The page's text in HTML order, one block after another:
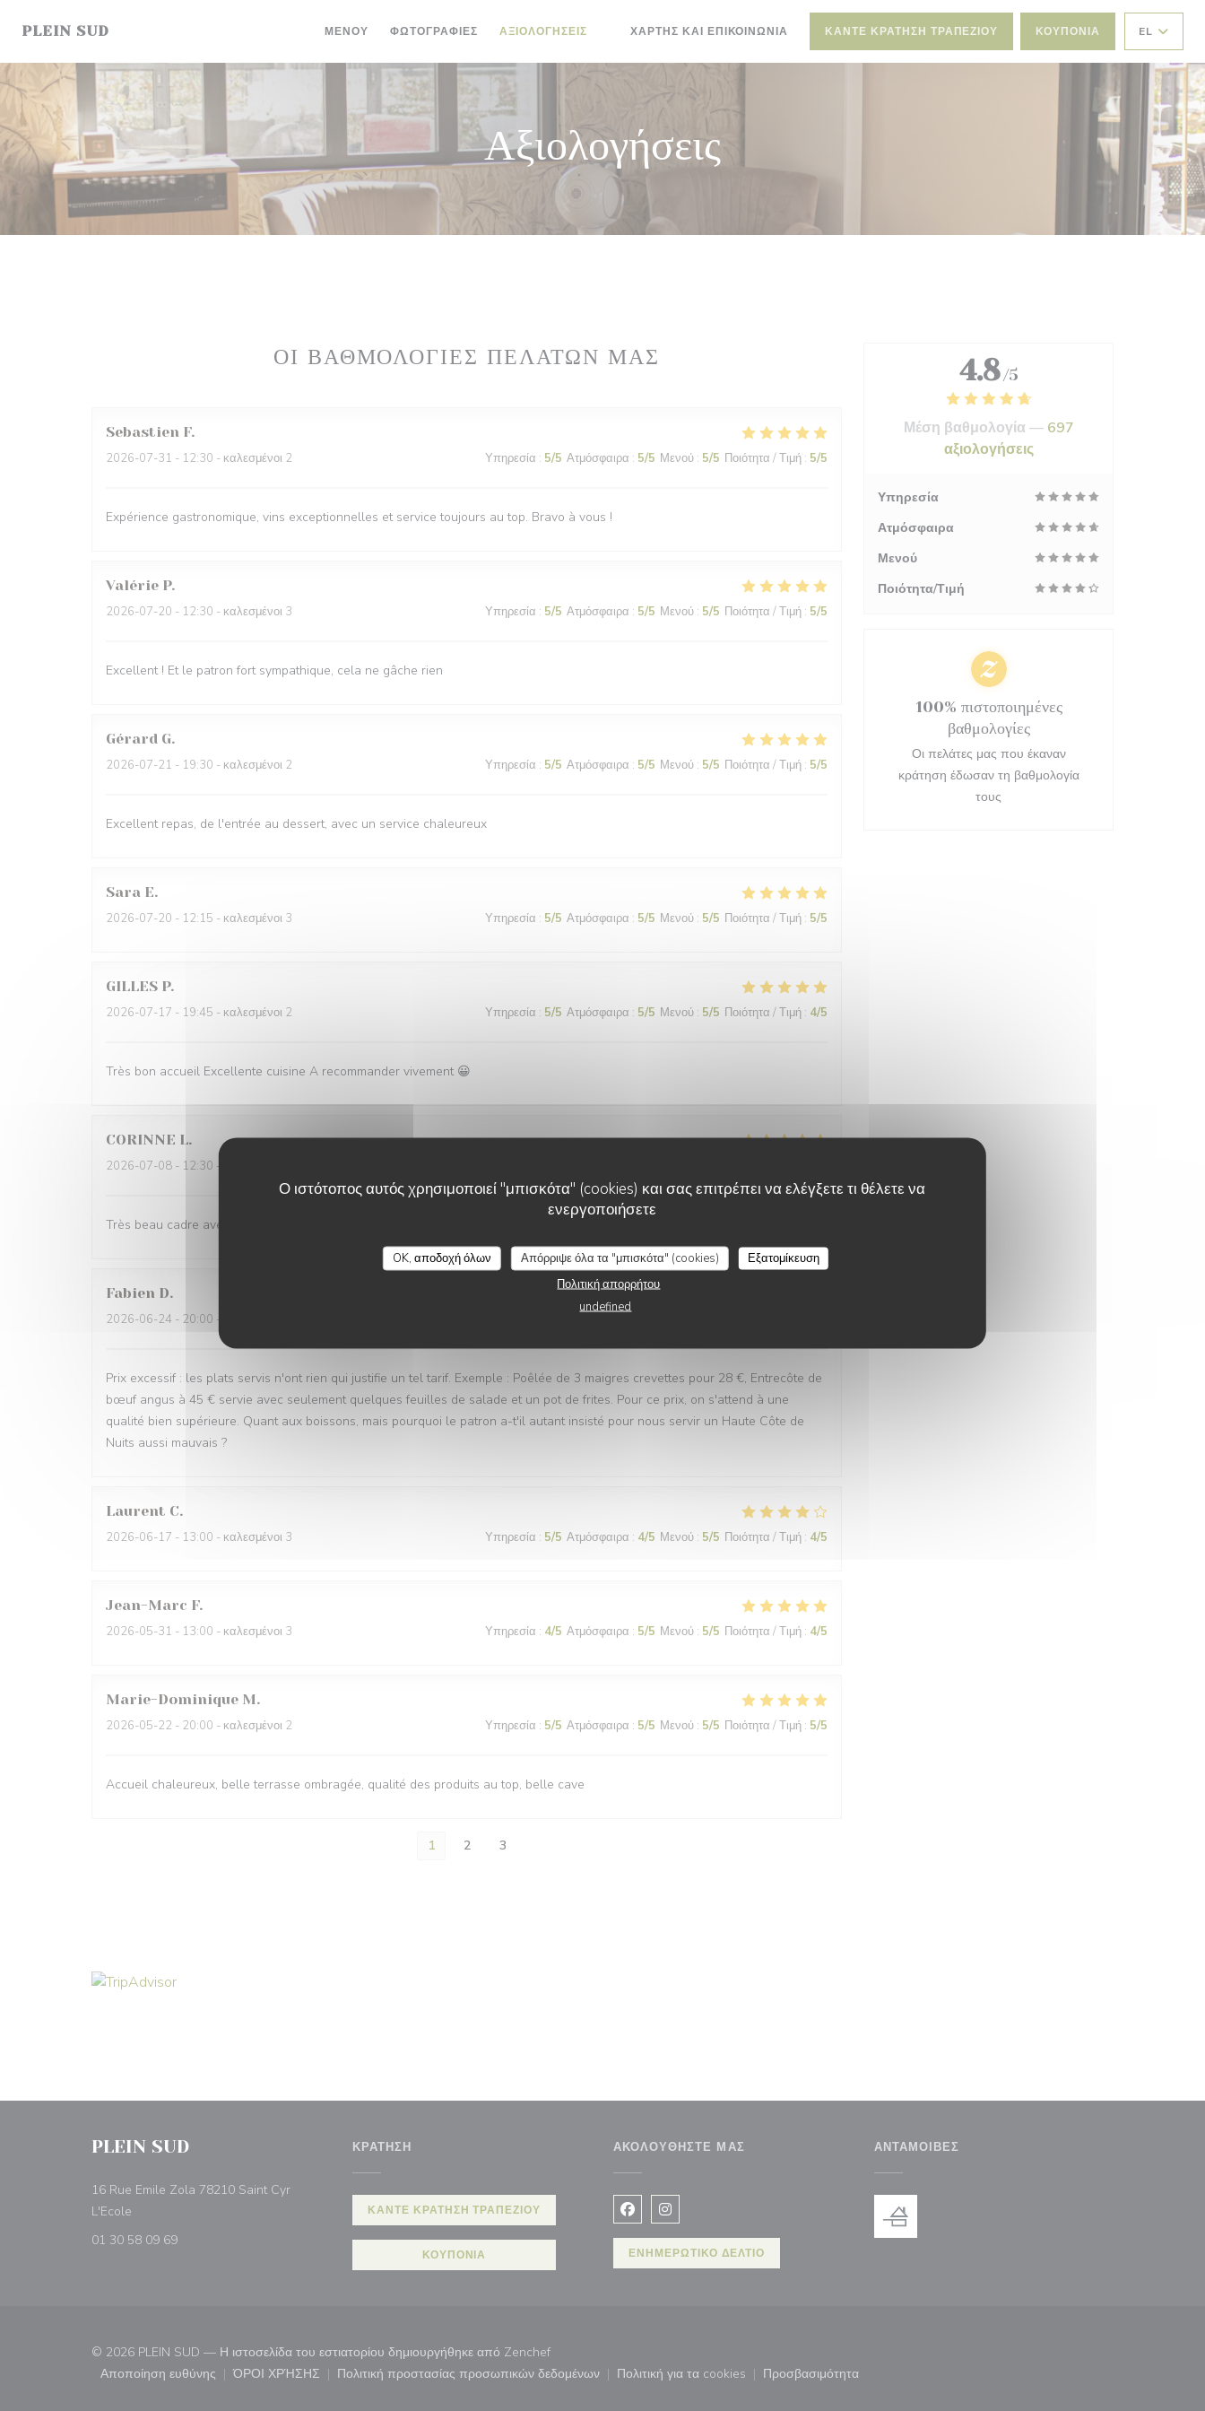
Ο ιστότοπος αυτός χρησιμοποιεί "μπισκότα" (cookies) και σας επιτρέπει να ελέγξετε τι θέλετε να
ενεργοποιήσετε
OK, αποδοχή όλων Απόρριψε όλα τα "μπισκότα" (cookies)
Εξατομίκευση
Πολιτική απορρήτου
undefined
PLEIN SUD ΜΕΝΟΎ ΦΩΤΟΓΡΑΦΊΕΣ ΑΞΙΟΛΟΓΉΣΕΙΣ ΧΆΡΤΗΣ ΚΑΙ ΕΠΙΚΟΙΝΩΝΊΑ ΚΆΝΤΕ ΚΡΆΤΗΣΗ ΤΡΑΠΕΖΙΟΎ ΚΟΥΠΌΝΙΑ EL
Αξιολογήσεις
ΟΙ ΒΑΘΜΟΛΟΓΊΕΣ ΠΕΛΑΤΏΝ ΜΑΣ
Sebastien F
2026-07-31 - 12:30 - καλεσμένοι 2 Υπηρεσία : 5/5 Ατμόσφαιρα : 5/5 Μενού : 5/5 Ποιότητα / Τιμή : 5/5
Expérience gastronomique, vins exceptionnelles et service toujours au top. Bravo à vous !
Valérie P
2026-07-20 - 12:30 - καλεσμένοι 3 Υπηρεσία : 5/5 Ατμόσφαιρα : 5/5 Μενού : 5/5 Ποιότητα / Τιμή : 5/5
Excellent ! Et le patron fort sympathique, cela ne gâche rien
Gérard G
2026-07-21 - 19:30 - καλεσμένοι 2 Υπηρεσία : 5/5 Ατμόσφαιρα : 5/5 Μενού : 5/5 Ποιότητα / Τιμή : 5/5
Excellent repas, de l'entrée au dessert, avec un service chaleureux
Sara E
2026-07-20 - 12:15 - καλεσμένοι 3 Υπηρεσία : 5/5 Ατμόσφαιρα : 5/5 Μενού : 5/5 Ποιότητα / Τιμή : 5/5
GILLES P
2026-07-17 - 19:45 - καλεσμένοι 2 Υπηρεσία : 5/5 Ατμόσφαιρα : 5/5 Μενού : 5/5 Ποιότητα / Τιμή : 4/5
Très bon accueil Excellente cuisine A recommander vivement 😀
CORINNE L
2026-07-08 - 12:30 - καλεσμένοι 2
Très beau cadre avec une équipe aux petits soins et des mets délicieux !
Fabien D
2026-06-24 - 20:00 - καλεσμένοι 3
Prix excessif : les plats servis n'ont rien qui justifie un tel tarif. Exemple : Poêlée de 3 maigres crevettes pour 28 €, Entrecôte de
bœuf angus à 45 € servie avec seulement quelques feuilles de salade et un pot de frites. Pour ce prix, on s'attend à une
qualité bien supérieure. Quant aux boissons, mais pourquoi le patron a-t'il autant insisté pour nous servir un Haute Côte de
Nuits aussi mauvais ?
Laurent C
2026-06-17 - 13:00 - καλεσμένοι 3 Υπηρεσία : 5/5 Ατμόσφαιρα : 4/5 Μενού : 5/5 Ποιότητα / Τιμή : 4/5
Jean-Marc F
2026-05-31 - 13:00 - καλεσμένοι 3 Υπηρεσία : 4/5 Ατμόσφαιρα : 5/5 Μενού : 5/5 Ποιότητα / Τιμή : 4/5
Marie-Dominique M
2026-05-22 - 20:00 - καλεσμένοι 2 Υπηρεσία : 5/5 Ατμόσφαιρα : 5/5 Μενού : 5/5 Ποιότητα / Τιμή : 5/5
Accueil chaleureux, belle terrasse ombragée, qualité des produits au top, belle cave
1 2 3
4.8 /5
Μέση βαθμολογία — 697
αξιολογήσεις
Υπηρεσία
Ατμόσφαιρα
Μενού
Ποιότητα/Τιμή
100% πιστοποιημένες
βαθμολογίες
Οι πελάτες μας που έκαναν
κράτηση έδωσαν τη βαθμολογία
τους
PLEIN SUD
16 Rue Emile Zola 78210 Saint Cyr
L'Ecole
01 30 58 09 69
ΚΡΆΤΗΣΗ
ΚΆΝΤΕ ΚΡΆΤΗΣΗ ΤΡΑΠΕΖΙΟΎ
ΚΟΥΠΌΝΙΑ
ΑΚΟΛΟΥΘΉΣΤΕ ΜΑΣ
Facebook ((ανοίγει σε νέο παράθυρο))
Instagram ((ανοίγει σε νέο παράθυρο))
ΕΝΗΜΕΡΩΤΙΚΌ ΔΕΛΤΊΟ
ΑΝΤΑΜΟΙΒΈΣ
© 2026 PLEIN SUD — Η ιστοσελίδα του εστιατορίου δημιουργήθηκε από Zenchef((ανοίγει σε νέο παράθυρο))
Αποποίηση ευθύνης
((ανοίγει σε νέο παράθυρο))
ΌΡΟΙ ΧΡΉΣΗΣ
((ανοίγει σε νέο παράθυρο))
Πολιτική προστασίας προσωπικών δεδομένων
((ανοίγει σε νέο παράθυρο))
Πολιτική για τα cookies
((ανοίγει σε νέο παράθυρο))
Προσβασιμότητα
((ανοίγει σε νέο παράθυρο))
PLEIN SUD